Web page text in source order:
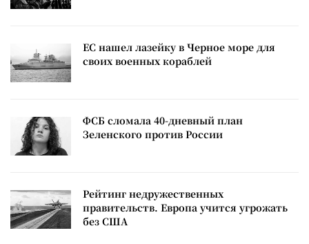
ЕС нашел лазейку в Черное море для
своих военных кораблей
ФСБ сломала 40-дневный план
Зеленского против России
Рейтинг недружественных
правительств. Европа учится угрожать
без США